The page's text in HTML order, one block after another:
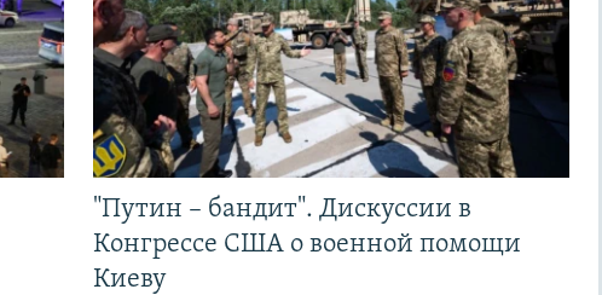
"Путин – бандит". Дискуссии в
Конгрессе США о военной помощи
Киеву